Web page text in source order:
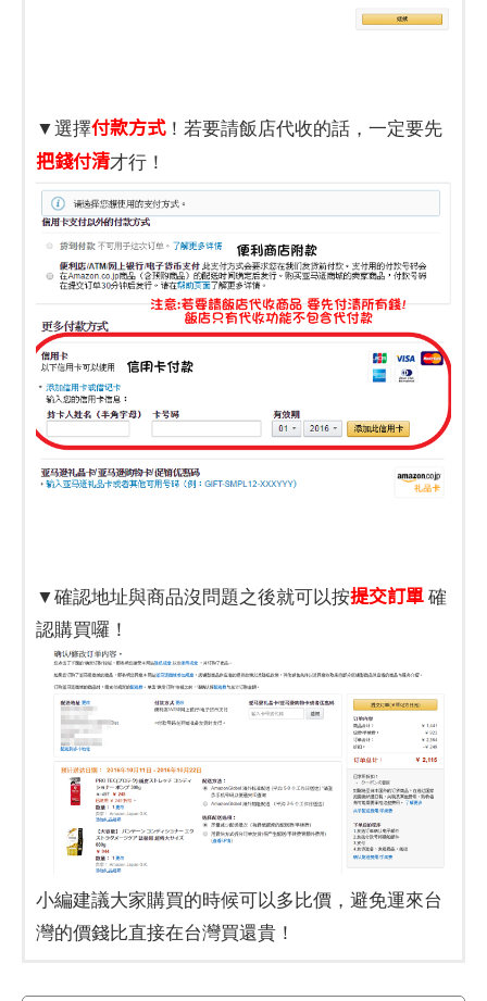
▼選擇付款方式！若要請飯店代收的話，一定要先
把錢付清才行！
▼確認地址與商品沒問題之後就可以按提交訂單確
認購買囉！
小編建議大家購買的時候可以多比價，避免運來台
灣的價錢比直接在台灣買還貴！